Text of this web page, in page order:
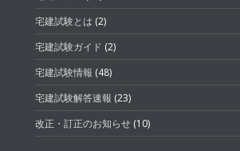
宅建試験とは (2)
宅建試験ガイド (2)
宅建試験情報 (48)
宅建試験解答速報 (23)
改正・訂正のお知らせ (10)